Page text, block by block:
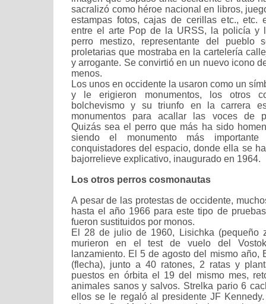
sacralizó como héroe nacional en libros,
estampas fotos, cajas de cerillas etc., etc.
entre el arte Pop de la URSS, la policía y
perro mestizo, representante del pueblo
proletarias que mostraba en la cartelería
y arrogante. Se convirtió en un nuevo icono
menos.
Los unos en occidente la usaron como un
y le erigieron monumentos, los otros
bolchevismo y su triunfo en la carrera
monumentos para acallar las voces de
Quizás sea el perro que más ha sido
siendo el monumento más
conquistadores del espacio, donde ella se
bajorrelieve explicativo, inaugurado en 1964.
Los otros perros cosmonautas
A pesar de las protestas de occidente,
hasta el año 1966 para este tipo de
fueron sustituidos por monos.
El 28 de julio de 1960, Lisichka (pequeño
murieron en el test de vuelo del
lanzamiento. El 5 de agosto del mismo año,
(flecha), junto a 40 ratones, 2 ratas y
puestos en órbita el 19 del mismo mes,
animales sanos y salvos. Strelka pario 6
ellos se le regaló al presidente JF